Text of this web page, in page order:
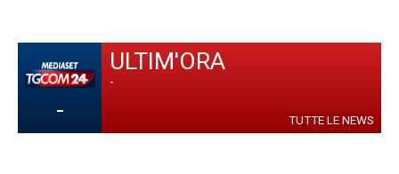
-
ULTIM'ORA
-
TUTTE LE NEWS